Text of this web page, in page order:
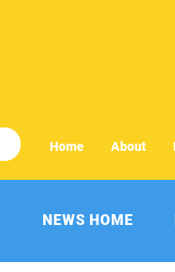
Home About
NEWS HOME